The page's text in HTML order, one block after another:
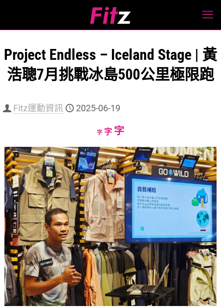
Project Endless – Iceland Stage | 黃
浩聰7月挑戰冰島500公里極限跑
Fitz運動資訊 2025-06-19
字Decrease
size.
字Reset
size.
字Increase
size.